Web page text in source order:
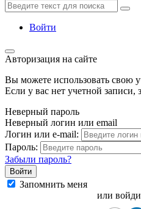
Войти
Авторизация на сайте
Вы можете использовать свою
Если у вас нет учетной записи,
Неверный пароль
Неверный логин или email
Логин или e-mail:
Пароль:
Забыли пароль?
Запомнить меня
или